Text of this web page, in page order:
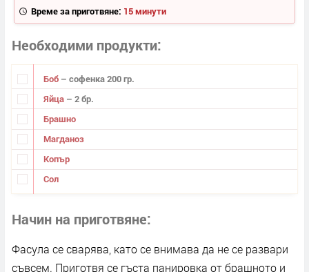
Време за приготвяне: 15 минути
Необходими продукти
Боб – софенка 200 гр.
Яйца – 2 бр.
Брашно
Магданоз
Копър
Сол
Начин на приготвяне
Фасула се сварява, като се внимава да не се развари
съвсем. Приготвя се гъста панировка от брашното и